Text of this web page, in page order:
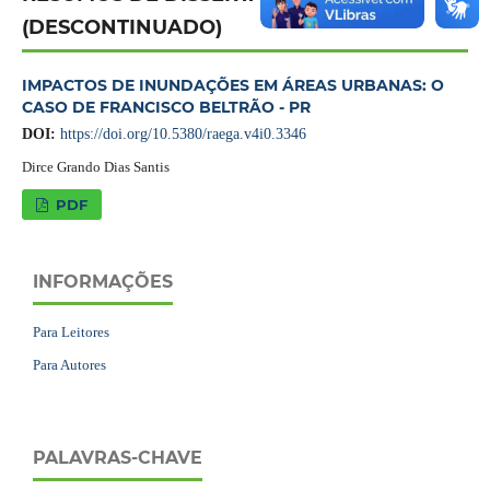
(DESCONTINUADO)
IMPACTOS DE INUNDAÇÕES EM ÁREAS URBANAS: O
CASO DE FRANCISCO BELTRÃO - PR
DOI: https://doi.org/10.5380/raega.v4i0.3346
Dirce Grando Dias Santis
PDF
INFORMAÇÕES
Para Leitores
Para Autores
PALAVRAS-CHAVE